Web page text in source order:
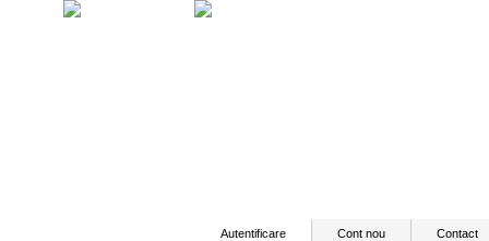
Autentificare Cont nou Contact